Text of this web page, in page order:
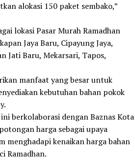
alokasi 150 paket sembako,”
lokasi Pasar Murah Ramadhan
Jaya Baru, Cipayung Jaya,
Jati Baru, Mekarsari, Tapos,
manfaat yang besar untuk
kebutuhan bahan pokok
berkolaborasi dengan Baznas Kota
harga sebagai upaya
menghadapi kenaikan harga bahan
Ramadhan.